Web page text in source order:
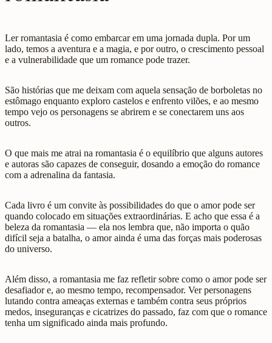
Ler romantasia é como embarcar em uma jornada dupla. Por um
lado, temos a aventura e a magia, e por outro, o crescimento pessoal
e a vulnerabilidade que um romance pode trazer.
São histórias que me deixam com aquela sensação de borboletas no
estômago enquanto exploro castelos e enfrento vilões, e ao mesmo
tempo vejo os personagens se abrirem e se conectarem uns aos
outros.
O que mais me atrai na romantasia é o equilíbrio que alguns autores
e autoras são capazes de conseguir, dosando a emoção do romance
com a adrenalina da fantasia.
Cada livro é um convite às possibilidades do que o amor pode ser
quando colocado em situações extraordinárias. E acho que essa é a
beleza da romantasia — ela nos lembra que, não importa o quão
difícil seja a batalha, o amor ainda é uma das forças mais poderosas
do universo.
Além disso, a romantasia me faz refletir sobre como o amor pode ser
desafiador e, ao mesmo tempo, recompensador. Ver personagens
lutando contra ameaças externas e também contra seus próprios
medos, inseguranças e cicatrizes do passado, faz com que o romance
tenha um significado ainda mais profundo.